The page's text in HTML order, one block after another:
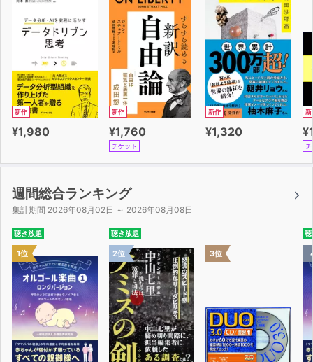
新作
¥1,980
新作
¥1,760
チケット
新作
¥1,320
新
チ
週間総合ランキング
集計期間 2026年08月02日 ～ 2026年08月08日
聴き放題
1位
聴き放題
2位 3位
聴